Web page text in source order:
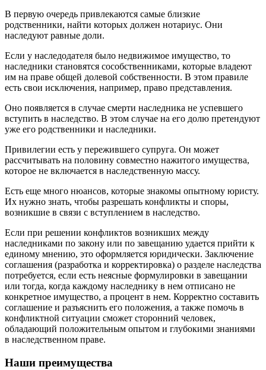
В первую очередь привлекаются самые близкие
родственники, найти которых должен нотариус. Они
наследуют равные доли.
Если у наследодателя было недвижимое имущество, то
наследники становятся сособственниками, которые владеют
им на праве общей долевой собственности. В этом правиле
есть свои исключения, например, право представления.
Оно появляется в случае смерти наследника не успевшего
вступить в наследство. В этом случае на его долю претендуют
уже его родственники и наследники.
Привилегии есть у пережившего супруга. Он может
рассчитывать на половину совместно нажитого имущества,
которое не включается в наследственную массу.
Есть еще много нюансов, которые знакомы опытному юристу.
Их нужно знать, чтобы разрешать конфликты и споры,
возникшие в связи с вступлением в наследство.
Если при решении конфликтов возникших между
наследниками по закону или по завещанию удается прийти к
единому мнению, это оформляется юридически. Заключение
соглашения (разработка и корректировка) о разделе наследства
потребуется, если есть неясные формулировки в завещании
или тогда, когда каждому наследнику в нем отписано не
конкретное имущество, а процент в нем. Корректно составить
соглашение и разъяснить его положения, а также помочь в
конфликтной ситуации сможет сторонний человек,
обладающий положительным опытом и глубокими знаниями
в наследственном праве.
Наши преимущества